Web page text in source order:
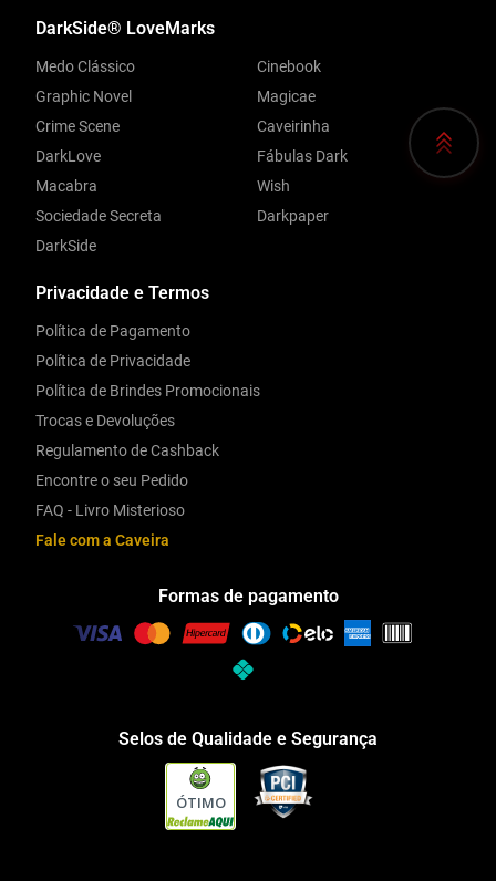
Privacidade e Termos
Política de Pagamento
Política de Privacidade
Política de Brindes Promocionais
Trocas e Devoluções
Regulamento de Cashback
Encontre o seu Pedido
FAQ - Livro Misterioso
Fale com a Caveira
DarkSide® LoveMarks
Medo Clássico
Graphic Novel
Crime Scene
DarkLove
Macabra
Sociedade Secreta
DarkSide
Cinebook
Magicae
Caveirinha
Fábulas Dark
Wish
Darkpaper
Formas de pagamento
Selos de Qualidade e Segurança
ÓTIMO